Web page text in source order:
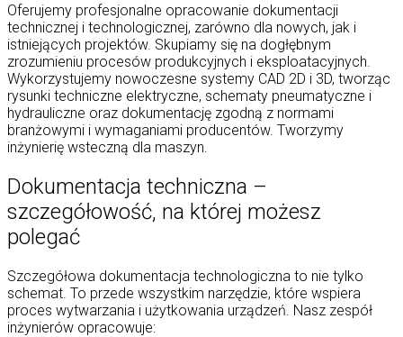
Oferujemy profesjonalne opracowanie dokumentacji
technicznej i technologicznej, zarówno dla nowych, jak i
istniejących projektów. Skupiamy się na dogłębnym
zrozumieniu procesów produkcyjnych i eksploatacyjnych.
Wykorzystujemy nowoczesne systemy CAD 2D i 3D, tworząc
rysunki techniczne elektryczne, schematy pneumatyczne i
hydrauliczne oraz dokumentację zgodną z normami
branżowymi i wymaganiami producentów. Tworzymy
inżynierię wsteczną dla maszyn.
Dokumentacja techniczna –
szczegółowość, na której możesz
polegać
Szczegółowa dokumentacja technologiczna to nie tylko
schemat. To przede wszystkim narzędzie, które wspiera
proces wytwarzania i użytkowania urządzeń. Nasz zespół
inżynierów opracowuje: